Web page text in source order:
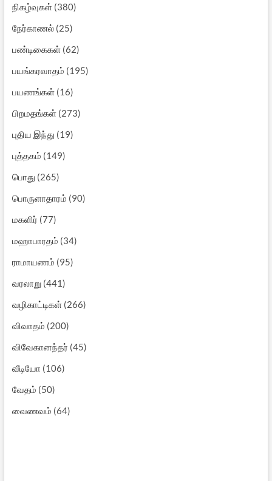
நிகழ்வுகள்(380)
நேர்காணல்(25)
பண்டிகைகள்(62)
பயங்கரவாதம் (195)
பயணங்கள்(16)
பிறமதங்கள்(273)
புதிய இந்து (19)
புத்தகம் (149)
பொது (265)
பொருளாதாரம் (90)
மகளிர் (77)
மஹாபாரதம் (34)
ராமாயணம் (95)
வரலாறு(441)
வழிகாட்டிகள்(266)
விவாதம் (200)
விவேகானந்தர் (45)
வீடியோ (106)
வேதம் (50)
வைணவம் (64)